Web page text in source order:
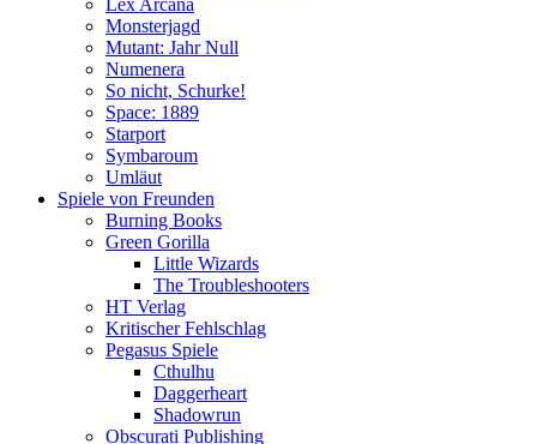
Lex Arcana
Monsterjagd
Mutant: Jahr Null
Numenera
So nicht, Schurke!
Space: 1889
Starport
Symbaroum
Umläut
Spiele von Freunden
Burning Books
Green Gorilla
Little Wizards
The Troubleshooters
HT Verlag
Kritischer Fehlschlag
Pegasus Spiele
Cthulhu
Daggerheart
Shadowrun
Obscurati Publishing